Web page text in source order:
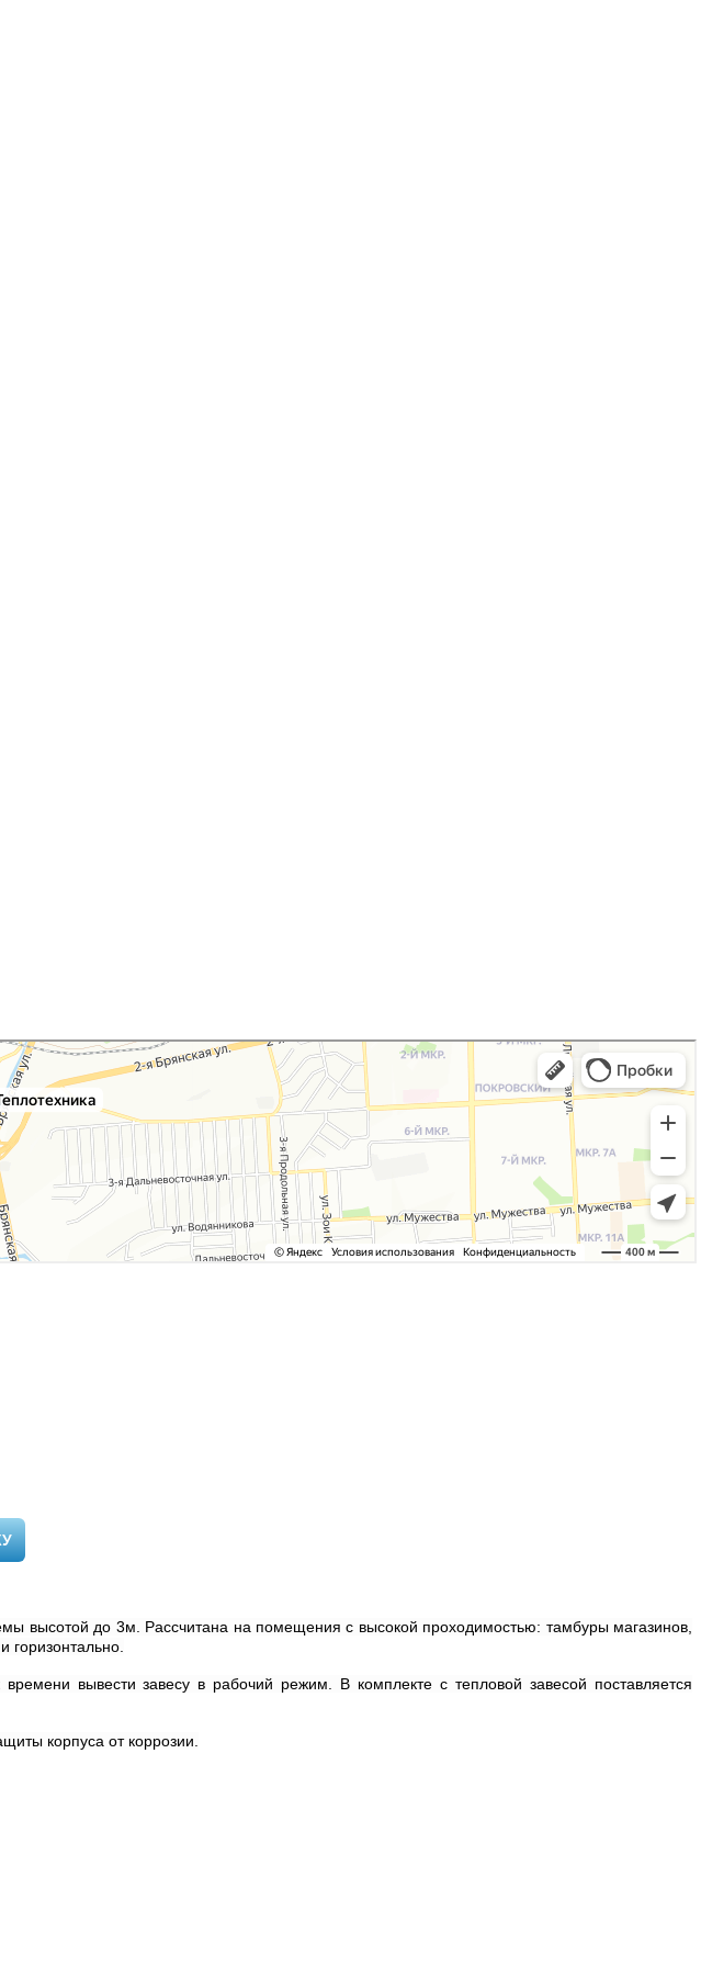
высотой до 3м. Рассчитана на помещения с высокой проходимостью: тамбуры магазинов,
горизонтально.
вывести завесу в рабочий режим. В комплекте с тепловой завесой поставляется
корпуса от коррозии.